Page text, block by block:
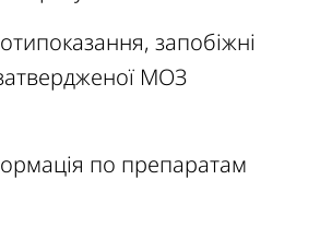
запобіжні
МОЗ
по препаратам